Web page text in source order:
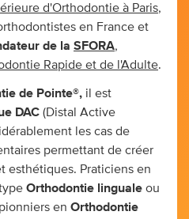
d'Orthodontie à Paris,
en France et
de la SFORA,
Rapide et de l'Adulte.
de Pointe®, il est
DAC (Distal Active
les cas de
permettant de créer
esthétiques. Praticiens en
Orthodontie linguale ou
en Orthodontie